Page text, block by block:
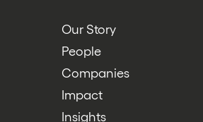
Our Story
People
Companies
Impact
Insights